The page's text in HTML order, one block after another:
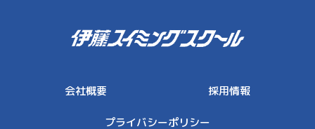
伊藤スイミングスクール
会社概要 採用情報
プライバシーポリシー